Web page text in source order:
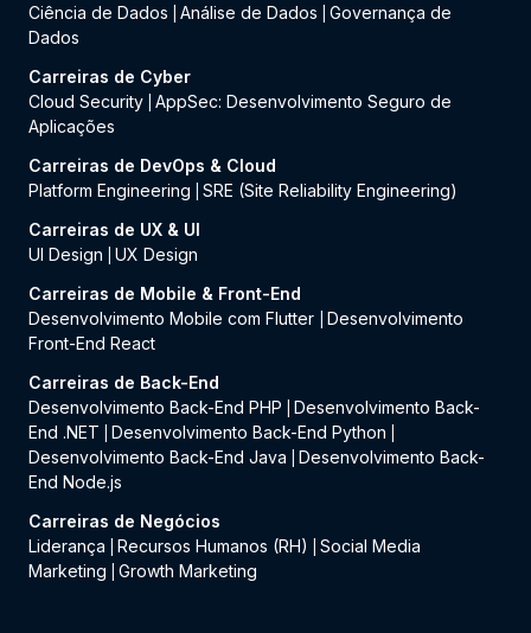
Ciência de Dados
Análise de Dados
Governança de
Dados
Carreiras de Cyber
Cloud Security AppSec: Desenvolvimento Seguro de
Aplicações
Carreiras de DevOps & Cloud
Platform Engineering
SRE (Site Reliability Engineering)
Carreiras de UX & UI
UI Design
UX Design
Carreiras de Mobile & Front-End
Desenvolvimento Mobile com Flutter
Desenvolvimento
Front-End React
Carreiras de Back-End
Desenvolvimento Back-End PHP
Desenvolvimento Back-
End .NET
Desenvolvimento Back-End Python
Desenvolvimento Back-End Java
Desenvolvimento Back-
End Node.js
Carreiras de Negócios
Liderança
Recursos Humanos (RH)
Social Media
Marketing
Growth Marketing